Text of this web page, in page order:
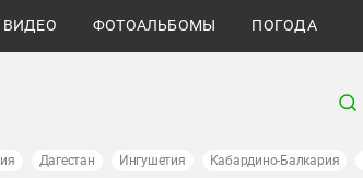
ВИДЕО ФОТОАЛЬБОМЫ ПОГОДА
Дагестан Ингушетия Кабардино-Балкария